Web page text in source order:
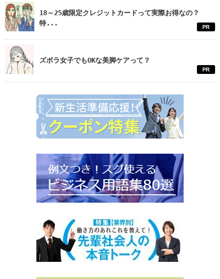
18～25歳限定クレジットカードって実際お得なの？
特...
PR
ズボラ女子でもOKな美脚ケアって？
PR